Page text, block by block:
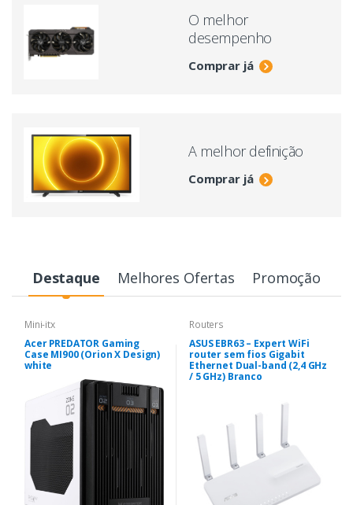
O melhor
desempenho
Comprar já
A melhor definição
Comprar já
Destaque Melhores Ofertas Promoção
Mini-itx
Acer PREDATOR Gaming
Case MI900 (Orion X Design)
white
Routers
ASUS EBR63 – Expert WiFi
router sem fios Gigabit
Ethernet Dual-band (2,4 GHz
/ 5 GHz) Branco